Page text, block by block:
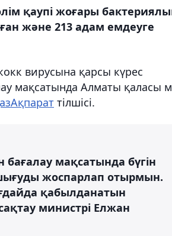
қаупі жоғары
және 213 адам емдеуге
вирусына қарсы күрес
мақсатында Алматы қаласы
тілшісі.
бағалау мақсатында бүгін
жоспарлап отырмын.
қабылданатын
министрі Елжан